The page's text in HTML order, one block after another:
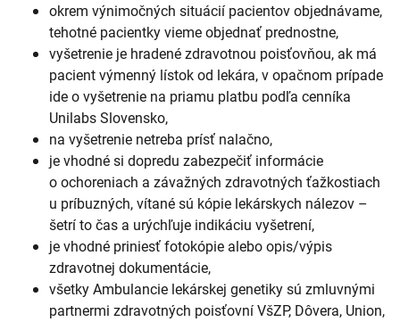
okrem výnimočných situácií pacientov objednávame,
tehotné pacientky vieme objednať prednostne,
vyšetrenie je hradené zdravotnou poisťovňou, ak má
pacient výmenný lístok od lekára, v opačnom prípade
ide o vyšetrenie na priamu platbu podľa cenníka
Unilabs Slovensko,
na vyšetrenie netreba prísť nalačno,
je vhodné si dopredu zabezpečiť informácie
o ochoreniach a závažných zdravotných ťažkostiach
u príbuzných, vítané sú kópie lekárskych nálezov –
šetrí to čas a urýchľuje indikáciu vyšetrení,
je vhodné priniesť fotokópie alebo opis/výpis
zdravotnej dokumentácie,
všetky Ambulancie lekárskej genetiky sú zmluvnými
partnermi zdravotných poisťovní VšZP, Dôvera, Union,